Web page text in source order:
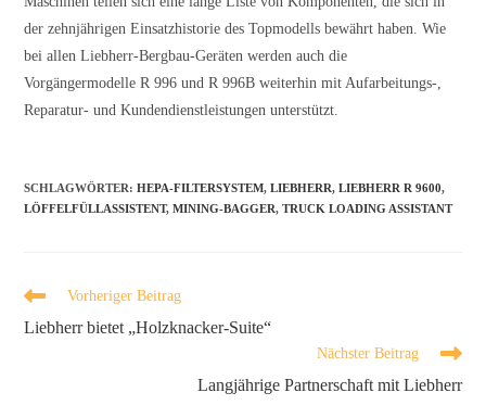
der zehnjährigen Einsatzhistorie des Topmodells bewährt haben. Wie
bei allen Liebherr-Bergbau-Geräten werden auch die
Vorgängermodelle R 996 und R 996B weiterhin mit Aufarbeitungs-,
Reparatur- und Kundendienstleistungen unterstützt.
SCHLAGWÖRTER:HEPA-FILTERSYSTEM, LIEBHERR, LIEBHERR R 9600,
LÖFFELFÜLLASSISTENT, MINING-BAGGER, TRUCK LOADING ASSISTANT
Vorheriger Beitrag
Liebherr bietet „Holzknacker-Suite“
Nächster Beitrag
Langjährige Partnerschaft mit Liebherr